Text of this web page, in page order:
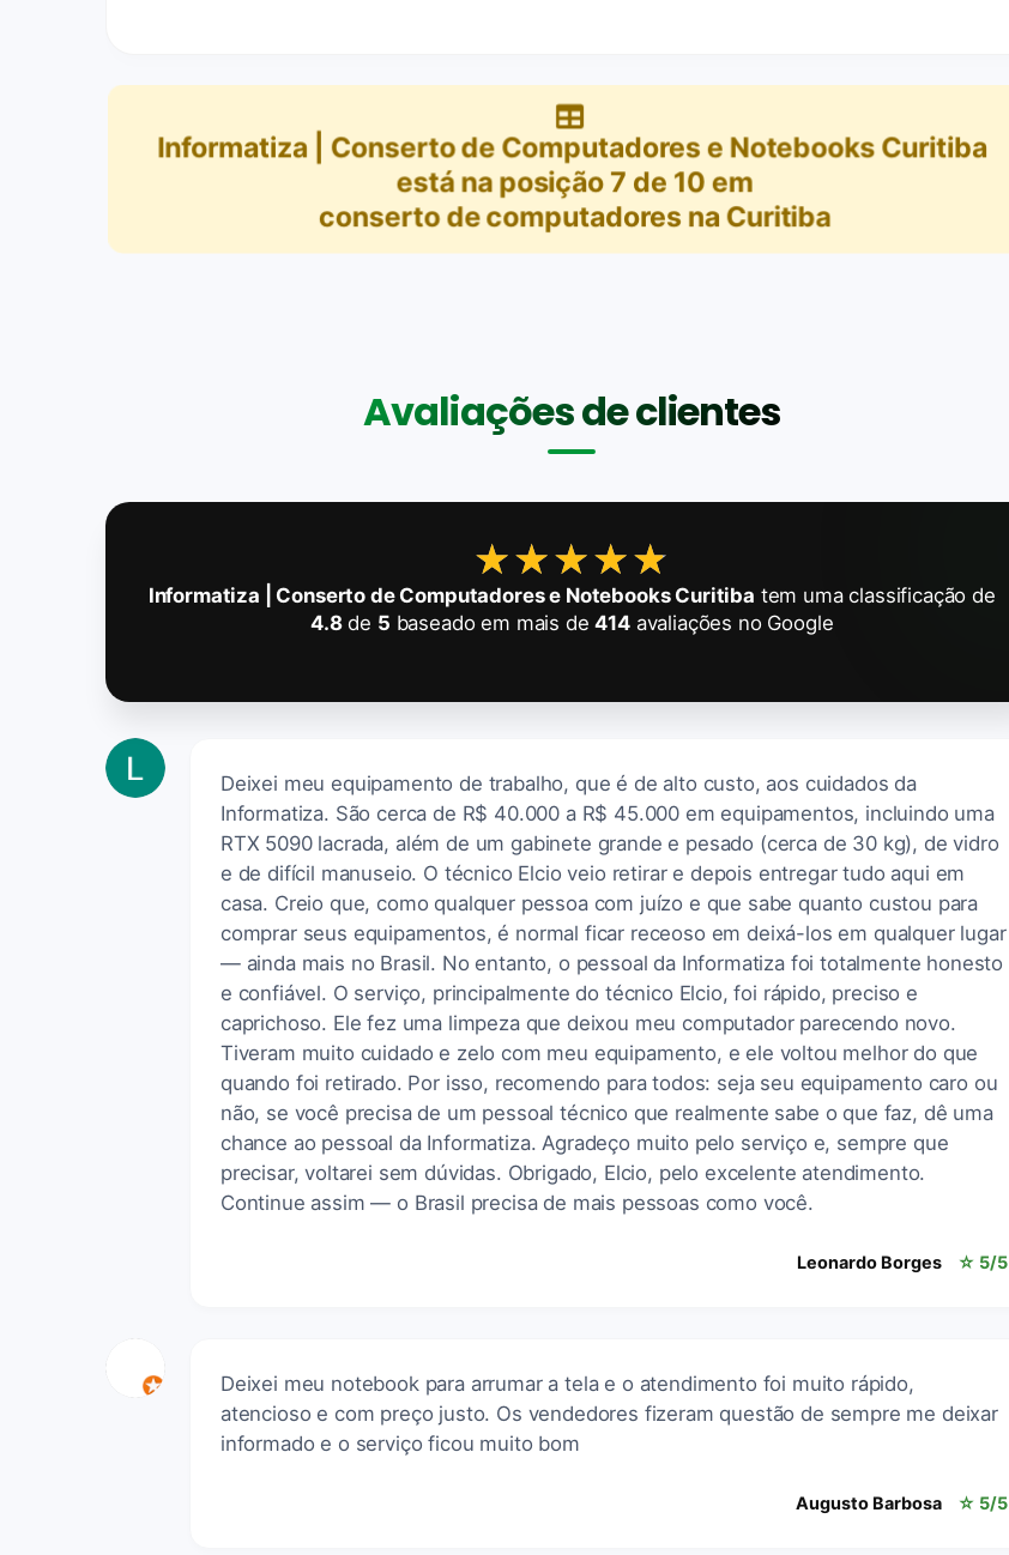
Informatiza | Conserto de Computadores e Notebooks Curitiba
está na posição7 de 10 em
conserto de computadores na Curitiba
Avaliações de clientes
★★★★★
★★★★★
Informatiza | Conserto de Computadores e Notebooks Curitiba tem uma classificação de
4.8de 5 baseado em mais de414avaliações no Google
Deixei meu equipamento de trabalho, que é de alto custo, aos cuidados da
Informatiza. São cerca de R$ 40.000 a R$ 45.000 em equipamentos, incluindo uma
RTX 5090 lacrada, além de um gabinete grande e pesado (cerca de 30 kg), de vidro
e de difícil manuseio. O técnico Elcio veio retirar e depois entregar tudo aqui em
casa. Creio que, como qualquer pessoa com juízo e que sabe quanto custou para
comprar seus equipamentos, é normal ficar receoso em deixá-los em qualquer lugar
— ainda mais no Brasil. No entanto, o pessoal da Informatiza foi totalmente honesto
e confiável. O serviço, principalmente do técnico Elcio, foi rápido, preciso e
caprichoso. Ele fez uma limpeza que deixou meu computador parecendo novo.
Tiveram muito cuidado e zelo com meu equipamento, e ele voltou melhor do que
quando foi retirado. Por isso, recomendo para todos: seja seu equipamento caro ou
não, se você precisa de um pessoal técnico que realmente sabe o que faz, dê uma
chance ao pessoal da Informatiza. Agradeço muito pelo serviço e, sempre que
precisar, voltarei sem dúvidas. Obrigado, Elcio, pelo excelente atendimento.
Continue assim — o Brasil precisa de mais pessoas como você.
Leonardo Borges ☆ 5/5
Deixei meu notebook para arrumar a tela e o atendimento foi muito rápido,
atencioso e com preço justo. Os vendedores fizeram questão de sempre me deixar
informado e o serviço ficou muito bom
Augusto Barbosa ☆ 5/5